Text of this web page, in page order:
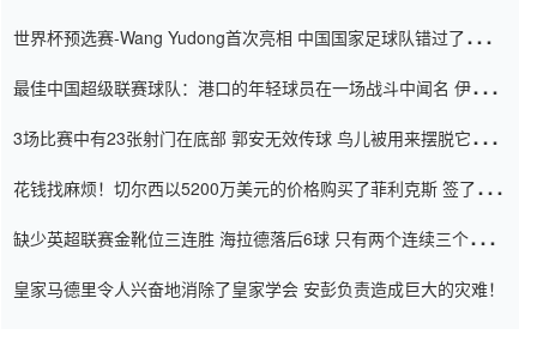
世界杯预选赛-Wang Yudong首次亮相 中国国家足球队错过了世界
最佳中国超级联赛球队：港口的年轻球员在一场战斗中闻名 伊万放
3场比赛中有23张射门在底部 郭安无效传球 鸟儿被用来摆脱它
花钱找麻烦！切尔西以5200万美元的价格购买了菲利克斯 签了7年
缺少英超联赛金靴位三连胜 海拉德落后6球 只有两个连续三个连续
皇家马德里令人兴奋地消除了皇家学会 安彭负责造成巨大的灾难！